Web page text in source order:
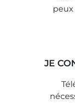
peux
JE